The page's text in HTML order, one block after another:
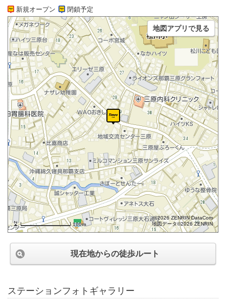
新規オープン 閉鎖予定
100m
©2026 ZENRIN DataCom
地図データ©2026 ZENRIN
地図アプリで見る
現在地からの徒歩ルート
ステーションフォトギャラリー